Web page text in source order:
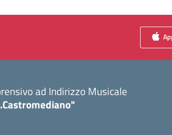
ad Indirizzo Musicale